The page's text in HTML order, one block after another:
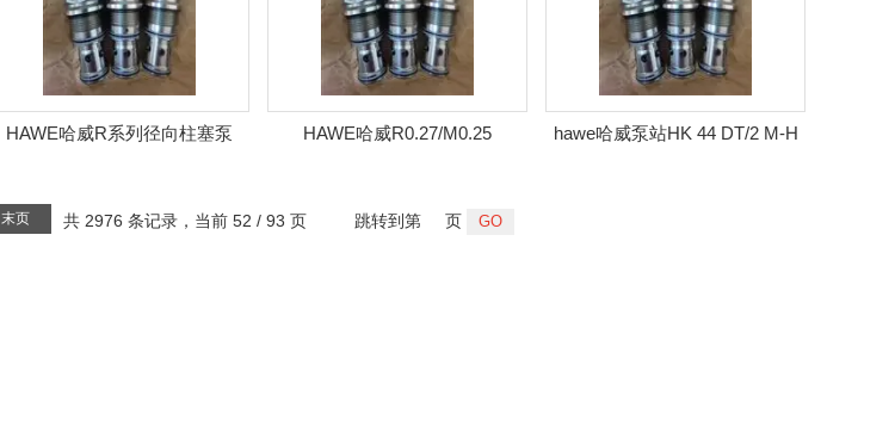
HAWE哈威R系列径向柱塞泵
HAWE哈威R0.27/M0.25
hawe哈威泵站HK 44 DT/2 M-H
共 2976 条记录，当前 52 / 93 页
末页 跳转到第 页